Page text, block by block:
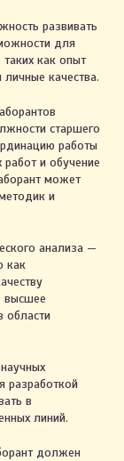
развивать
для
таких как опыт
качества.
старшего
работы
и обучение
может
и
анализа —
как
высшее
области
разработкой
в
линий.
должен